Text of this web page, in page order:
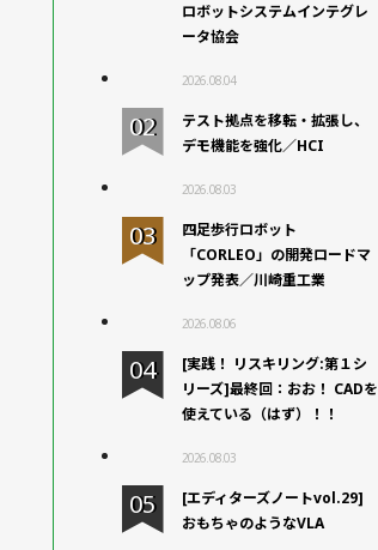
ロボットシステムインテグレ
ータ協会
2026.08.04
テスト拠点を移転・拡張し、
デモ機能を強化／HCI
2026.08.03
四足歩行ロボット
「CORLEO」の開発ロードマ
ップ発表／川崎重工業
2026.08.06
[実践！ リスキリング:第１シ
リーズ]最終回：おお！ CADを
使えている（はず）！！
2026.08.03
[エディターズノートvol.29]
おもちゃのようなVLA